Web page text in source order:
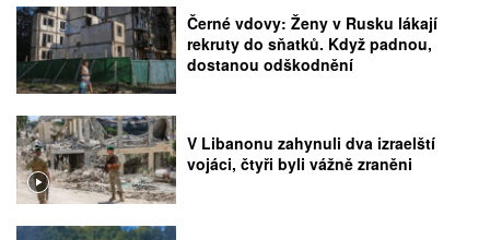
Černé vdovy: Ženy v Rusku lákají
rekruty do sňatků. Když padnou,
dostanou odškodnění
V Libanonu zahynuli dva izraelští
vojáci, čtyři byli vážně zraněni